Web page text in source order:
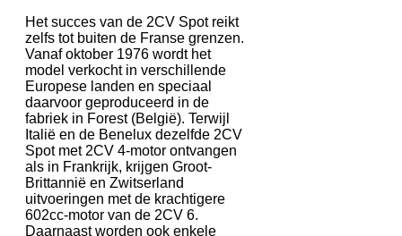
Het succes van de 2CV Spot reikt
zelfs tot buiten de Franse grenzen.
Vanaf oktober 1976 wordt het
model verkocht in verschillende
Europese landen en speciaal
daarvoor geproduceerd in de
fabriek in Forest (België). Terwijl
Italië en de Benelux dezelfde 2CV
Spot met 2CV 4-motor ontvangen
als in Frankrijk, krijgen Groot-
Brittannië en Zwitserland
uitvoeringen met de krachtigere
602cc-motor van de 2CV 6.
Daarnaast worden ook enkele